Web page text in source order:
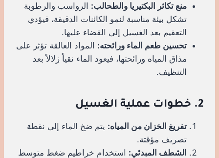
منع تكاثر البكتيريا والطحالب: الرواسب والرطوبة
تشكل بيئة مناسبة لنمو الكائنات الدقيقة، فيؤدي
التعقيم بعد الغسيل إلى القضاء عليها.
تحسين طعم الماء ورائحته: المواد العالقة تؤثر على
مذاق المياه ورائحتها، فيعود الماء نقياً زلالاً بعد
التنظيف.
2. خطوات عملية الغسيل
تفريغ الخزان من المياه: يتم ضخ الماء إلى نقطة
تصريف مؤقتة.
الشطف المبدئي: استخدام خراطيم ضغط متوسط